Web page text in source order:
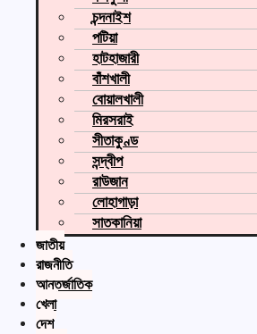
চন্দনাইশ
পটিয়া
হাটহাজারী
বাঁশখালী
বোয়ালখালী
মিরসরাই
সীতাকুণ্ড
সন্দ্বীপ
রাউজান
লোহাগাড়া
সাতকানিয়া
জাতীয়
রাজনীতি
আন্তর্জাতিক
খেলা
দেশ